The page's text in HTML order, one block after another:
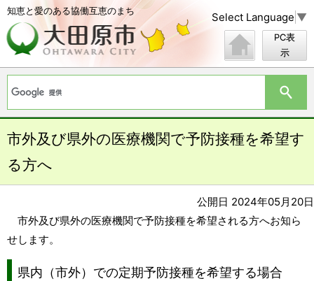
知恵と愛のある協働互恵のまち Select Language ▼
PC表
示
市外及び県外の医療機関で予防接種を希望す
る方へ
公開日 2024年05月20日
市外及び県外の医療機関で予防接種を希望される方へお知ら
せします。
県内（市外）での定期予防接種を希望する場合